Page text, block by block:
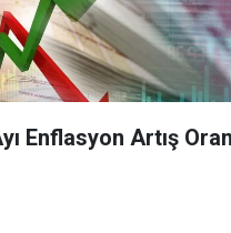
Enflasyon Artış